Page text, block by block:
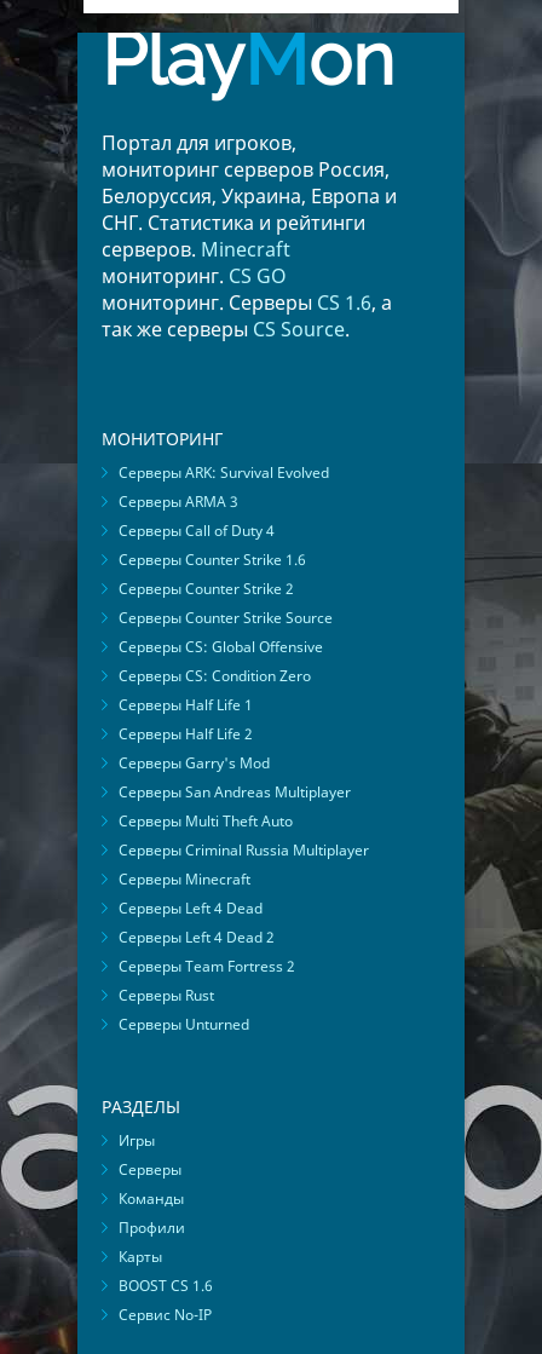
PlayMon
Портал для игроков,
мониторинг серверов Россия,
Белоруссия, Украина, Европа и
СНГ. Статистика и рейтинги
серверов. Minecraft
мониторинг. CS GO
мониторинг. Серверы CS 1.6, а
так же серверы CS Source.
МОНИТОРИНГ
Серверы ARK: Survival Evolved
Серверы ARMA 3
Серверы Call of Duty 4
Серверы Counter Strike 1.6
Серверы Counter Strike 2
Серверы Counter Strike Source
Серверы CS: Global Offensive
Серверы CS: Condition Zero
Серверы Half Life 1
Серверы Half Life 2
Серверы Garry's Mod
Серверы San Andreas Multiplayer
Серверы Multi Theft Auto
Серверы Criminal Russia Multiplayer
Серверы Minecraft
Серверы Left 4 Dead
Серверы Left 4 Dead 2
Серверы Team Fortress 2
Серверы Rust
Серверы Unturned
РАЗДЕЛЫ
Игры
Серверы
Команды
Профили
Карты
BOOST CS 1.6
Сервис No-IP